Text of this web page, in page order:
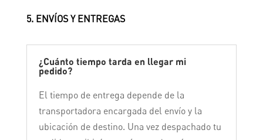
5. ENVÍOS Y ENTREGAS
¿Cuánto tiempo tarda en llegar mi
pedido?
El tiempo de entrega depende de la
transportadora encargada del envío y la
ubicación de destino. Una vez despachado tu